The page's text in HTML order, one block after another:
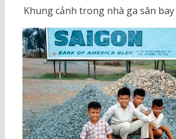
Khung cảnh trong nhà ga sân